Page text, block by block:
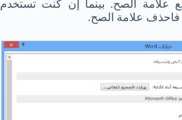
علامة الصح. بينما إن كنت تستخدم
علامة الصح.